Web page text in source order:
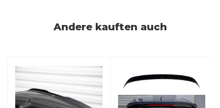
Andere kauften auch